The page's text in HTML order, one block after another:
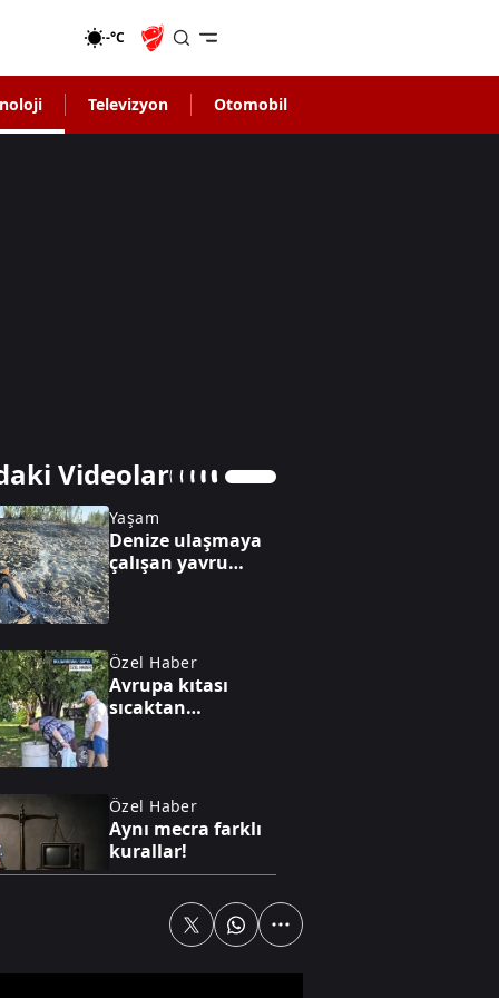
-°C
Televizyon Otomobil
Videolar
Yaşam
Denize ulaşmaya
çalışan yavru
Özel Haber
Avrupa kıtası
sıcaktan
Özel Haber
Aynı mecra farklı
kurallar!
Ümraniye’de 3